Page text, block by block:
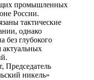
промышленных
России.
тактические
однако
без глубокого
актуальных
Председатель
никель»